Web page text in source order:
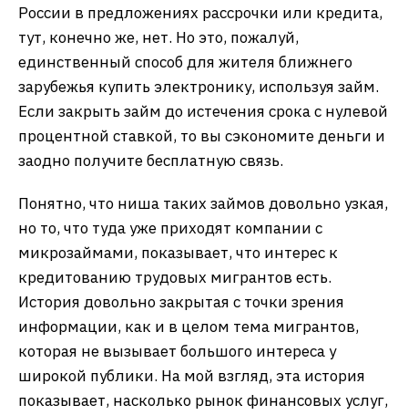
России в предложениях рассрочки или кредита,
тут, конечно же, нет. Но это, пожалуй,
единственный способ для жителя ближнего
зарубежья купить электронику, используя займ.
Если закрыть займ до истечения срока с нулевой
процентной ставкой, то вы сэкономите деньги и
заодно получите бесплатную связь.
Понятно, что ниша таких займов довольно узкая,
но то, что туда уже приходят компании с
микрозаймами, показывает, что интерес к
кредитованию трудовых мигрантов есть.
История довольно закрытая с точки зрения
информации, как и в целом тема мигрантов,
которая не вызывает большого интереса у
широкой публики. На мой взгляд, эта история
показывает, насколько рынок финансовых услуг,